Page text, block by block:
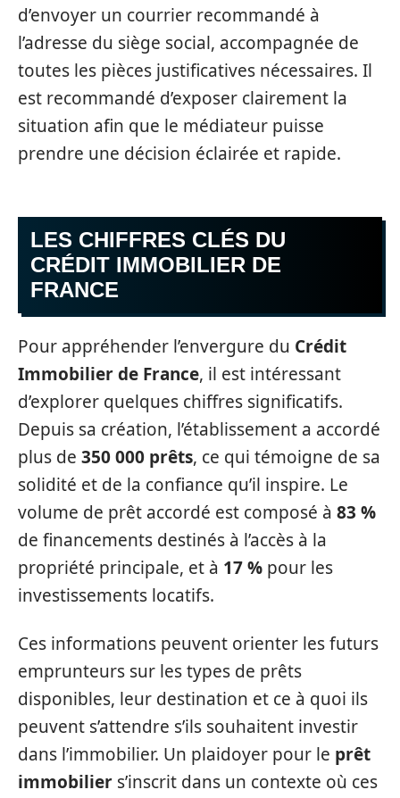
d’envoyer un courrier recommandé à
l’adresse du siège social, accompagnée de
toutes les pièces justificatives nécessaires. Il
est recommandé d’exposer clairement la
situation afin que le médiateur puisse
prendre une décision éclairée et rapide.
LES CHIFFRES CLÉS DU
CRÉDIT IMMOBILIER DE
FRANCE
Pour appréhender l’envergure du Crédit
Immobilier de France, il est intéressant
d’explorer quelques chiffres significatifs.
Depuis sa création, l’établissement a accordé
plus de 350 000 prêts, ce qui témoigne de sa
solidité et de la confiance qu’il inspire. Le
volume de prêt accordé est composé à 83 %
de financements destinés à l’accès à la
propriété principale, et à 17 % pour les
investissements locatifs.
Ces informations peuvent orienter les futurs
emprunteurs sur les types de prêts
disponibles, leur destination et ce à quoi ils
peuvent s’attendre s’ils souhaitent investir
dans l’immobilier. Un plaidoyer pour le prêt
immobilier s’inscrit dans un contexte où ces